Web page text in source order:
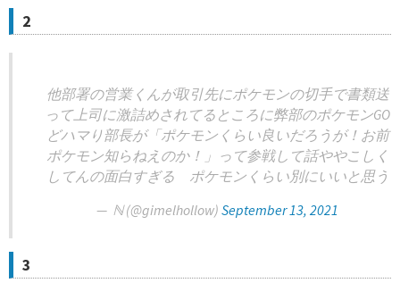
2
他部署の営業くんが取引先にポケモンの切手で書類送
って上司に激詰めされてるところに弊部のポケモンGO
どハマり部長が「ポケモンくらい良いだろうが！お前
ポケモン知らねえのか！」って参戦して話ややこしく
してんの面白すぎる ポケモンくらい別にいいと思う
— ​ ℕ (@gimelhollow) September 13, 2021
3